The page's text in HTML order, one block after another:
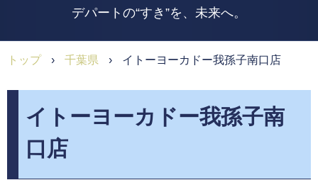
デパートの“すき”を、未来へ。
トップ › 千葉県 › イトーヨーカドー我孫子南口店
イトーヨーカドー我孫子南
口店